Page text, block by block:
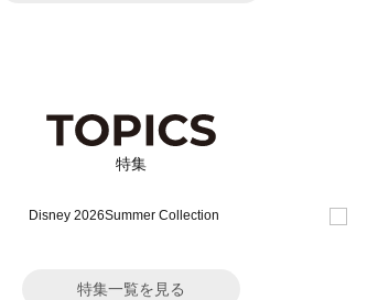
特集
特集一覧を見る